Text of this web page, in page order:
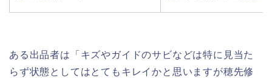
ある出品者は「キズやガイドのサビなどは特に見当た
らず状態としてはとてもキレイかと思いますが穂先修